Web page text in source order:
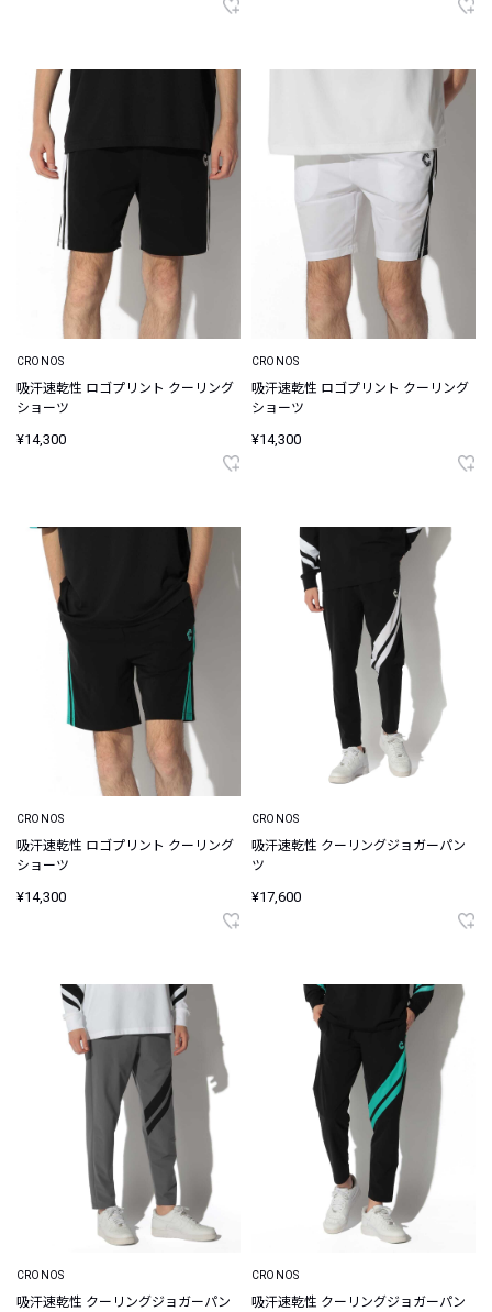
CRONOS
吸汗速乾性 ロゴプリント クーリング
ショーツ
¥14,300
CRONOS
吸汗速乾性 ロゴプリント クーリング
ショーツ
¥14,300
CRONOS
吸汗速乾性 ロゴプリント クーリング
ショーツ
¥14,300
CRONOS
吸汗速乾性 クーリングジョガーパン
ツ
¥17,600
CRONOS
吸汗速乾性 クーリングジョガーパン
CRONOS
吸汗速乾性 クーリングジョガーパン